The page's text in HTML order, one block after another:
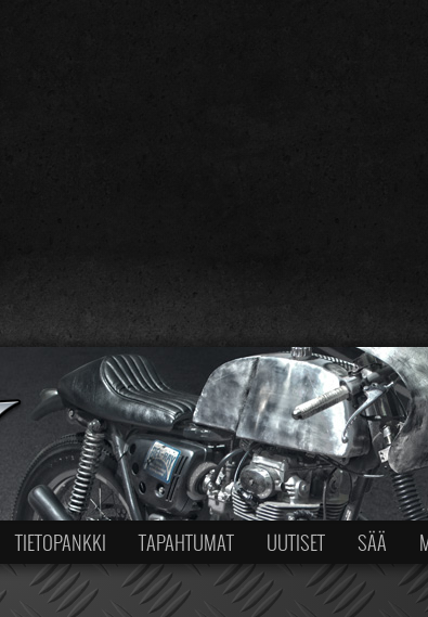
TIETOPANKKI TAPAHTUMAT UUTISET SÄÄ